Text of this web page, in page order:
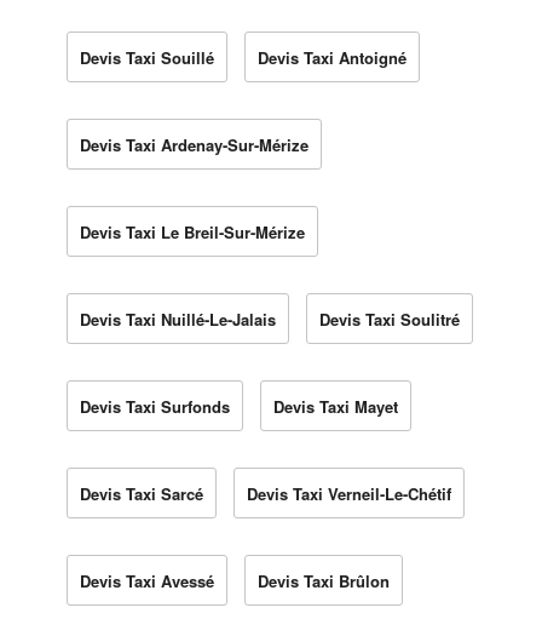
Devis Taxi Souillé Devis Taxi Antoigné
Devis Taxi Ardenay-Sur-Mérize
Devis Taxi Le Breil-Sur-Mérize
Devis Taxi Nuillé-Le-Jalais Devis Taxi Soulitré
Devis Taxi Surfonds Devis Taxi Mayet
Devis Taxi Sarcé Devis Taxi Verneil-Le-Chétif
Devis Taxi Avessé Devis Taxi Brûlon